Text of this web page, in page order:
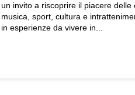
un invito a riscoprire il piacere delle
musica, sport, cultura e
in esperienze da vivere in...